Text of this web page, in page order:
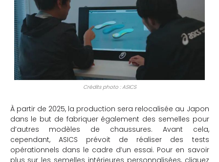
Crédits photo : ASICS
À partir de 2025, la production sera relocalisée au Japon
dans le but de fabriquer également des semelles pour
d’autres modèles de chaussures. Avant cela,
cependant, ASICS prévoit de réaliser des tests
opérationnels dans le cadre d’un essai. Pour en savoir